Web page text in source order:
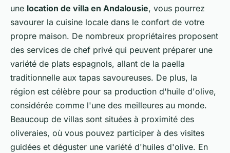
une location de villa en Andalousie, vous pourrez
savourer la cuisine locale dans le confort de votre
propre maison. De nombreux propriétaires proposent
des services de chef privé qui peuvent préparer une
variété de plats espagnols, allant de la paella
traditionnelle aux tapas savoureuses. De plus, la
région est célèbre pour sa production d'huile d'olive,
considérée comme l'une des meilleures au monde.
Beaucoup de villas sont situées à proximité des
oliveraies, où vous pouvez participer à des visites
guidées et déguster une variété d'huiles d'olive. En